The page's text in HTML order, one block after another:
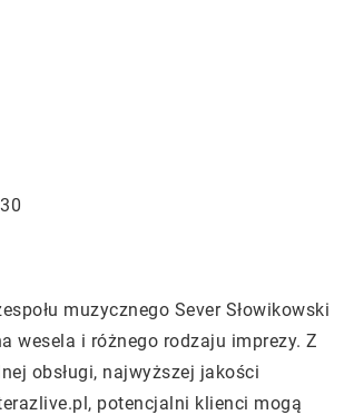
muzycznego Sever Słowikowski
wesela i różnego rodzaju imprezy. Z
obsługi, najwyższej jakości
potencjalni klienci mogą